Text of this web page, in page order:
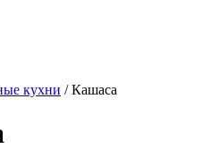
кухни / Кашаса